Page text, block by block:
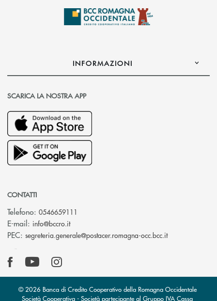
INFORMAZIONI
SCARICA LA NOSTRA APP
CONTATTI
Telefono: 0546659111
E-mail: info@bccro.it(si apre l’app di posta elettronica)
PEC: segreteria.generale@postacer.romagna-occ.bcc.it(si apre l’app
© 2026 Banca di Credito Cooperativo della Romagna Occidentale
Società Cooperativa - Società partecipante al Gruppo IVA Cassa